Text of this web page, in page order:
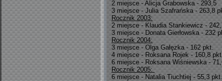
2 miejsce - Alicja Grabowska - 293,5
3 miejsce - Julia Szafrańska - 263,8
Rocznik 2003:
2 miejsce - Klaudia Stankiewicz -
3 miejsce - Donata Gierłowska - 232
Rocznik 2004:
3 miejsce - Olga Gałęzka - 162 pkt.
4 miejsce - Roksana Rojek - 160,8
6 miejsce - Roksana Wiśniewska -
Rocznik 2005:
6 miejsce - Natalia Tiuchtiej - 55,3 pkt.